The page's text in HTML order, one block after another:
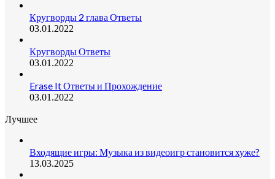
Кругворды 2 глава Ответы
03.01.2022
Кругворды Ответы
03.01.2022
Erase It Ответы и Прохождение
03.01.2022
Лучшее
Входящие игры: Музыка из видеоигр становится хуже?
13.03.2025